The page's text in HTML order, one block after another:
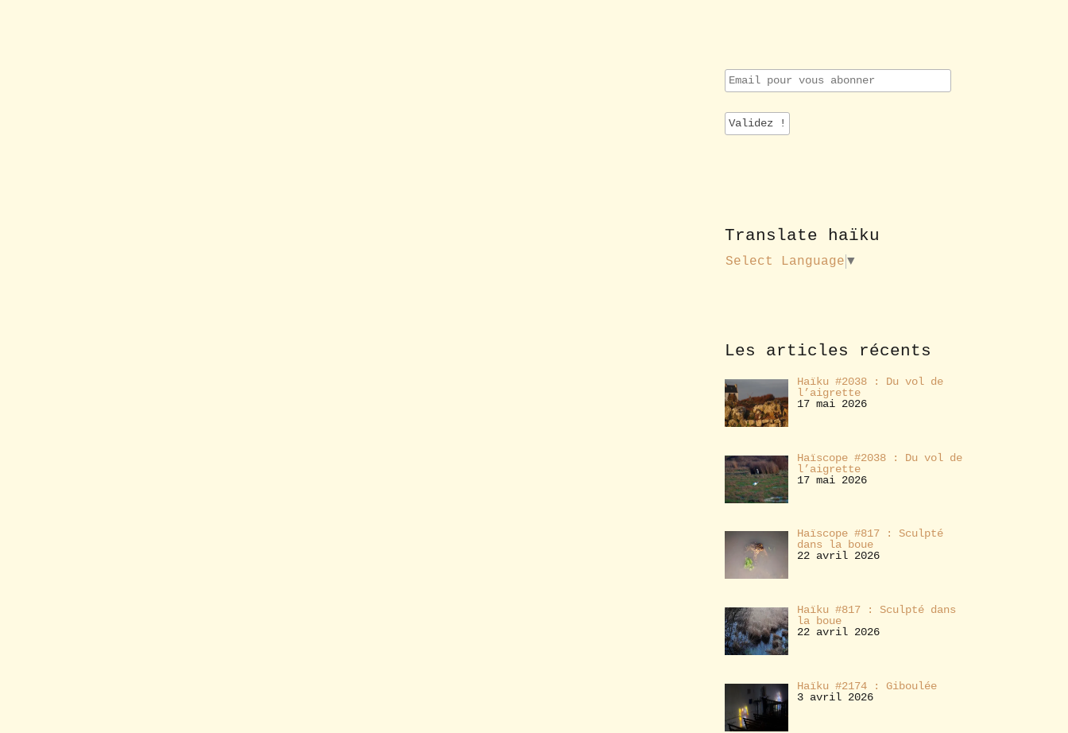
E
m
i
l
o
u
s
e
Translate haïku
Select Language ▼
Les articles récents
Haïku #2038 : Du vol de
l’aigrette
17 mai 2026
Haïscope #2038 : Du vol de
l’aigrette
17 mai 2026
Haïscope #817 : Sculpté
dans la boue
22 avril 2026
Haïku #817 : Sculpté dans
la boue
22 avril 2026
Haïku #2174 : Giboulée
3 avril 2026